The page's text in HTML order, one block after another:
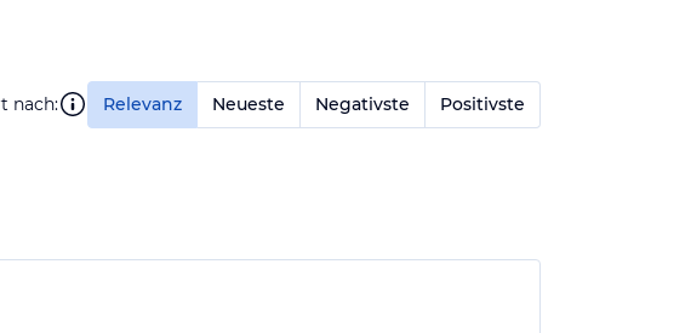
nach: Relevanz Neueste Negativste Positivste